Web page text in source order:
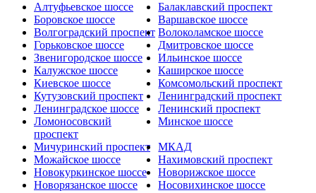
Алтуфьевское шоссе
Балаклавский проспект
Боровское шоссе
Варшавское шоссе
Волгоградский проспект Волоколамское шоссе
Горьковское шоссе
Дмитровское шоссе
Звенигородское шоссе
Ильинское шоссе
Калужское шоссе
Каширское шоссе
Киевское шоссе
Комсомольский проспект
Кутузовский проспект
Ленинградский проспект
Ленинградское шоссе
Ленинский проспект
Ломоносовский
проспект
Минское шоссе
Мичуринский проспект
МКАД
Можайское шоссе
Нахимовский проспект
Новокуркинское шоссе
Новорижское шоссе
Новорязанское шоссе
Носовихинское шоссе